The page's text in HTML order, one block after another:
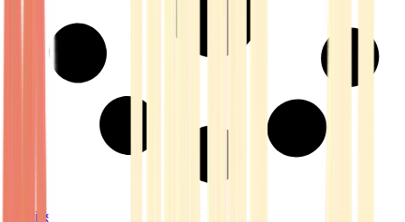
Strains